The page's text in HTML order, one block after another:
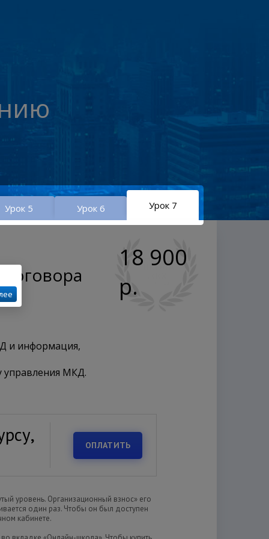
Урок 5 Урок 6 Урок 7
и информация,
управления МКД.
18 900
р.
ОПЛАТИТЬ
уровень. Организационный взнос» его
один раз. Чтобы он был доступен
кабинете.